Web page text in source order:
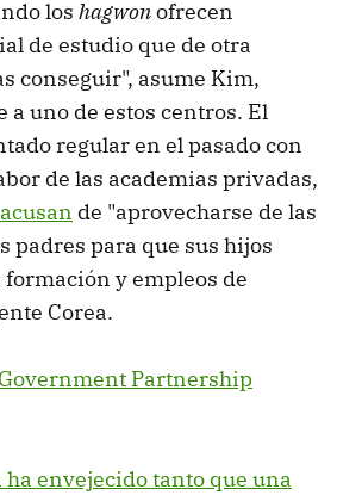
los hagwonofrecen
de estudio que de otra
conseguir", asume Kim,
a uno de estos centros. El
regular en el pasado con
de las academias privadas,
de "aprovecharse de las
padres para que sus hijos
y empleos de
Corea.
Partnership
ha envejecido tanto que una